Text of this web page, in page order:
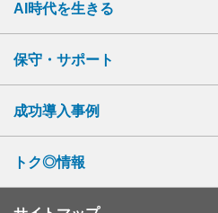
AI時代を生きる
保守・サポート
成功導入事例
トク◎情報